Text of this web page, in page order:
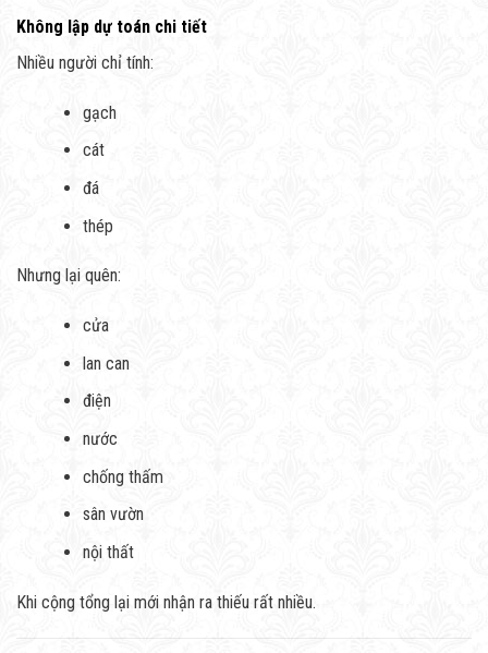
Không lập dự toán chi tiết
Nhiều người chỉ tính:
gạch
cát
đá
thép
Nhưng lại quên:
cửa
lan can
điện
nước
chống thấm
sân vườn
nội thất
Khi cộng tổng lại mới nhận ra thiếu rất nhiều.